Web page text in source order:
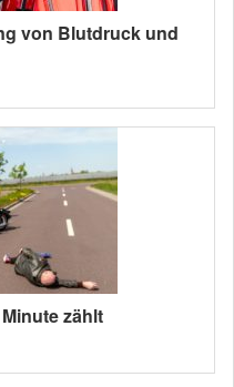
von Blutdruck und
zählt